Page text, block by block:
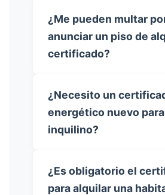
¿Me pueden multar
anunciar un piso de
certificado?
¿Necesito un
energético nuevo
inquilino?
¿Es obligatorio el
para alquilar una